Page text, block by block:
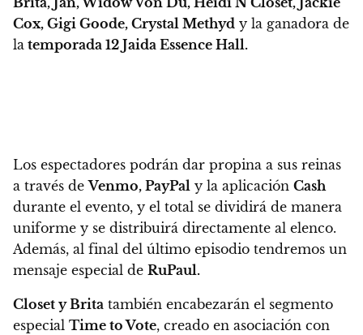
Cox, Gigi Goode, Crystal Methyd y la ganadora de
la temporada 12 Jaida Essence Hall.
Los espectadores podrán dar propina a sus reinas
a través deVenmo, PayPal y la aplicación Cash
durante el evento, y el total se dividirá de manera
uniforme y se distribuirá directamente al elenco.
Además, al final del último episodio tendremos un
mensaje especial de RuPaul.
Closet y Brita también encabezarán el segmento
especial Time to Vote, creado en asociación con